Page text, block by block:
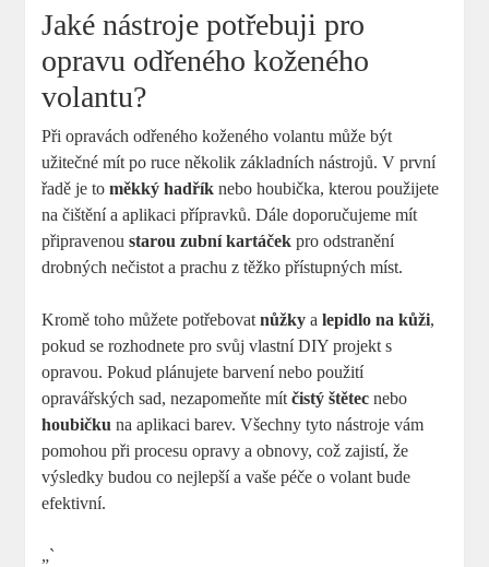
Jaké nástroje potřebuji pro
opravu odřeného koženého
volantu?
Při opravách odřeného koženého volantu může být
užitečné mít po ruce několik základních nástrojů. V první
řadě je toměkký hadřík nebo houbička, kterou použijete
na čištění a aplikaci přípravků. Dále doporučujeme mít
připravenoustarou zubní kartáček pro odstranění
drobných nečistot a prachu z těžko přístupných míst.
Kromě toho můžete potřebovatnůžky alepidlo na kůži,
pokud se rozhodnete pro svůj vlastní DIY projekt s
opravou. Pokud plánujete barvení nebo použití
opravářských sad, nezapomeňte mítčistý štětec nebo
houbičku na aplikaci barev. Všechny tyto nástroje vám
pomohou při procesu opravy a obnovy, což zajistí, že
výsledky budou co nejlepší a vaše péče o volant bude
efektivní.
„`